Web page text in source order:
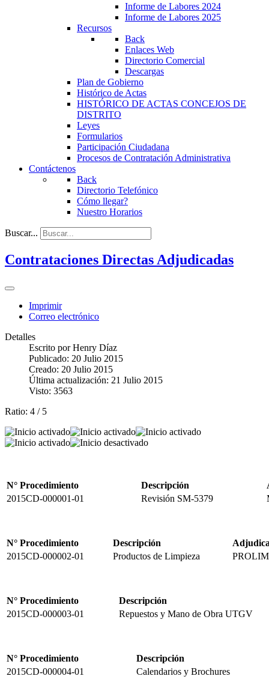
Informe de Labores 2024
Informe de Labores 2025
Recursos
Back
Enlaces Web
Directorio Comercial
Descargas
Plan de Gobierno
Histórico de Actas
HISTÓRICO DE ACTAS CONCEJOS DE
DISTRITO
Leyes
Formularios
Participación Ciudadana
Procesos de Contratación Administrativa
Contáctenos
Back
Directorio Telefónico
Cómo llegar?
Nuestro Horarios
Buscar...
Contrataciones Directas Adjudicadas
Imprimir
Correo electrónico
Detalles
Escrito porHenry Díaz
Publicado: 20 Julio 2015
Creado: 20 Julio 2015
Última actualización: 21 Julio 2015
Visto: 3563
Ratio: 4 / 5
N° Procedimiento Descripción
2015CD-000001-01
Revisión SM-5379
N° Procedimiento Descripción
2015CD-000002-01
Productos de Limpieza
N° Procedimiento
Descripción
2015CD-000003-01
Repuestos y Mano de Obra UTGV
N° Procedimiento
Descripción
2015CD-000004-01
Calendarios y Brochures